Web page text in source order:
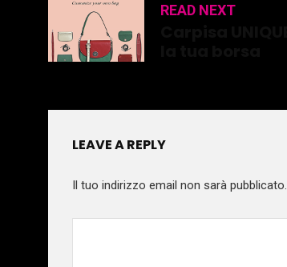
READ NEXT
LEAVE A REPLY
Il tuo indirizzo email non sarà pubblicato.